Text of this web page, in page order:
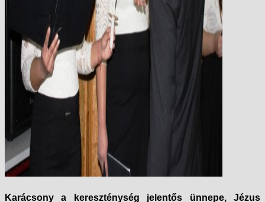
Karácsony a kereszténység jelentős ünnepe, Jézus